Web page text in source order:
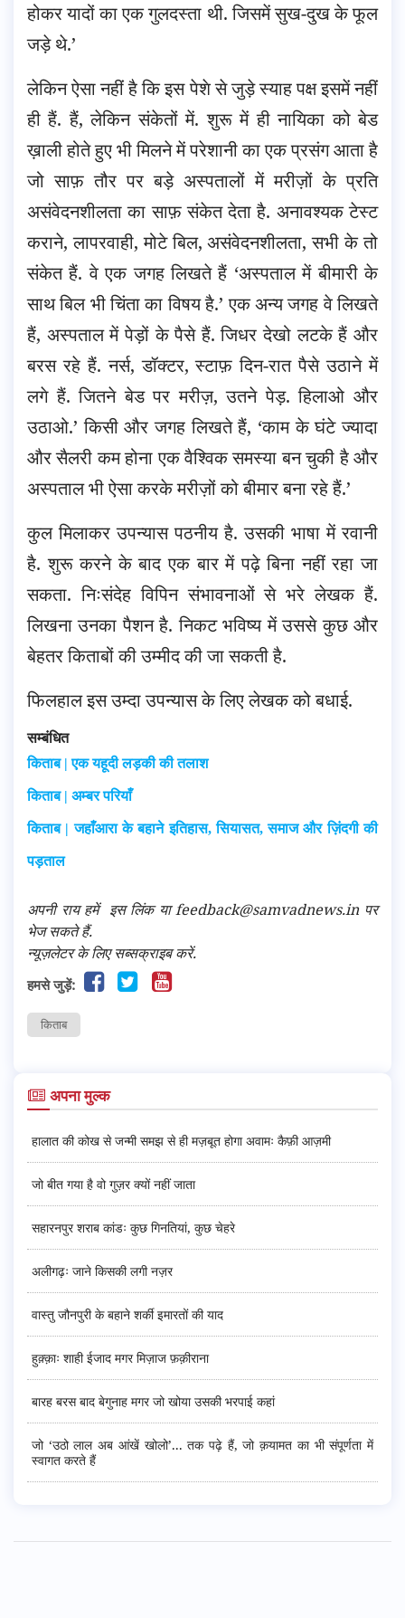
होकर यादों का एक गुलदस्ता थी. जिसमें सुख-दुख के फूल
जड़े थे.’
लेकिन ऐसा नहीं है कि इस पेशे से जुड़े स्याह पक्ष इसमें नहीं
ही हैं. हैं, लेकिन संकेतों में. शुरू में ही नायिका को बेड
ख़ाली होते हुए भी मिलने में परेशानी का एक प्रसंग आता है
जो साफ़ तौर पर बड़े अस्पतालों में मरीज़ों के प्रति
असंवेदनशीलता का साफ़ संकेत देता है. अनावश्यक टेस्ट
कराने, लापरवाही, मोटे बिल, असंवेदनशीलता, सभी के तो
संकेत हैं. वे एक जगह लिखते हैं ‘अस्पताल में बीमारी के
साथ बिल भी चिंता का विषय है.’ एक अन्य जगह वे लिखते
हैं, अस्पताल में पेड़ों के पैसे हैं. जिधर देखो लटके हैं और
बरस रहे हैं. नर्स, डॉक्टर, स्टाफ़ दिन-रात पैसे उठाने में
लगे हैं. जितने बेड पर मरीज़, उतने पेड़. हिलाओ और
उठाओ.’ किसी और जगह लिखते हैं, ‘काम के घंटे ज्यादा
और सैलरी कम होना एक वैश्विक समस्या बन चुकी है और
अस्पताल भी ऐसा करके मरीज़ों को बीमार बना रहे हैं.’
कुल मिलाकर उपन्यास पठनीय है. उसकी भाषा में रवानी
है. शुरू करने के बाद एक बार में पढ़े बिना नहीं रहा जा
सकता. निःसंदेह विपिन संभावनाओं से भरे लेखक हैं.
लिखना उनका पैशन है. निकट भविष्य में उससे कुछ और
बेहतर किताबों की उम्मीद की जा सकती है.
फिलहाल इस उम्दा उपन्यास के लिए लेखक को बधाई.
सम्बंधित
किताब | एक यहूदी लड़की की तलाश
किताब | अम्बर परियाँ
किताब | जहाँआरा के बहाने इतिहास, सियासत, समाज और ज़िंदगी की
पड़ताल
अपनी राय हमें इस लिंक या feedback@samvadnews.in पर
भेज सकते हैं.
न्यूज़लेटर के लिए सब्सक्राइब करें.
हमसे जुड़ें:
किताब
अपना मुल्क
हालात की कोख से जन्मी समझ से ही मज़बूत होगा अवामः कैफ़ी आज़मी
जो बीत गया है वो गुज़र क्यों नहीं जाता
सहारनपुर शराब कांडः कुछ गिनतियां, कुछ चेहरे
अलीगढ़ः जाने किसकी लगी नज़र
वास्तु जौनपुरी के बहाने शर्की इमारतों की याद
हुक़्क़ाः शाही ईजाद मगर मिज़ाज फ़क़ीराना
बारह बरस बाद बेगुनाह मगर जो खोया उसकी भरपाई कहां
जो ‘उठो लाल अब आंखें खोलो’... तक पढ़े हैं, जो क़यामत का भी संपूर्णता में
स्वागत करते हैं